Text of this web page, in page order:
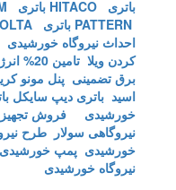
باتری HITACO
باتری FIAM
باتری MX VOLTA
احداث نیروگاه خورشیدی
کردن ویلا تامین 20% انرژی ارگان های دولتی
برق تضمینی پنل مونو
اسید باتری دیپ سایکل
خورشیدی
فروش
نیروگاهی سولار طرح
خورشیدی پمپ خورشیدی
نیروگاه خورشیدی